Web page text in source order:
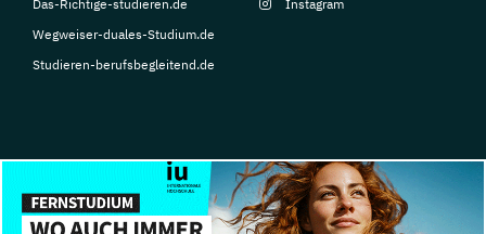
Das-Richtige-studieren.de
Wegweiser-duales-Studium.de
Studieren-berufsbegleitend.de
Instagram
© Copyright 2026, TarGroup Media GmbH